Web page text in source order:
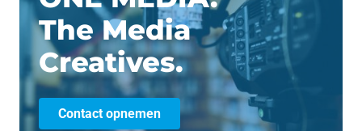
The Media
Creatives.
Contact opnemen